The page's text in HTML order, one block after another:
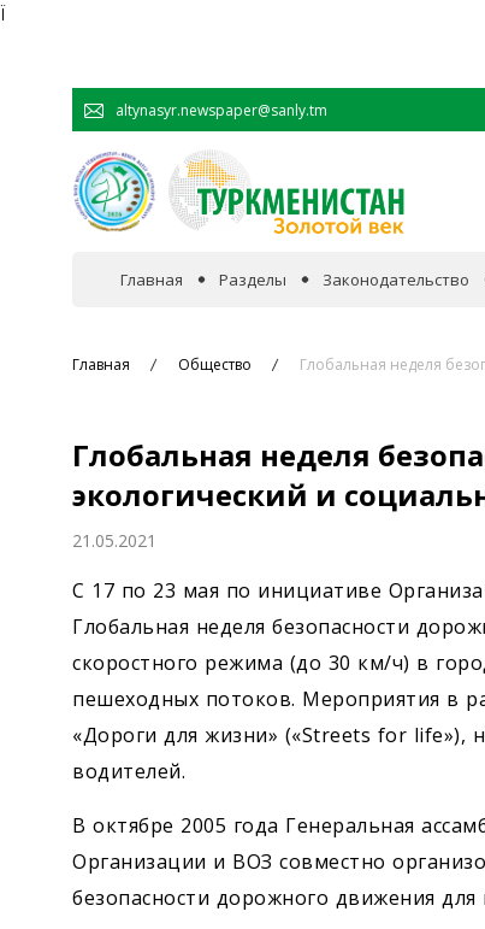
Ï
altynasyr.newspaper@sanly.tm
Главная Разделы
Сотрудничество
Общество
Наука
Спорт
Законодательство
Главная Общество Глобальная неделя
Глобальная неделя
экологический и
21.05.2021
С 17 по 23 мая по инициативе
Глобальная неделя безопасности
скоростного режима (до 30 км/ч) в
пешеходных потоков. Мероприятия в
«Дороги для жизни» («Streets for life»),
водителей.
В октябре 2005 года Генеральная
Организации и ВОЗ совместно
безопасности дорожного движения